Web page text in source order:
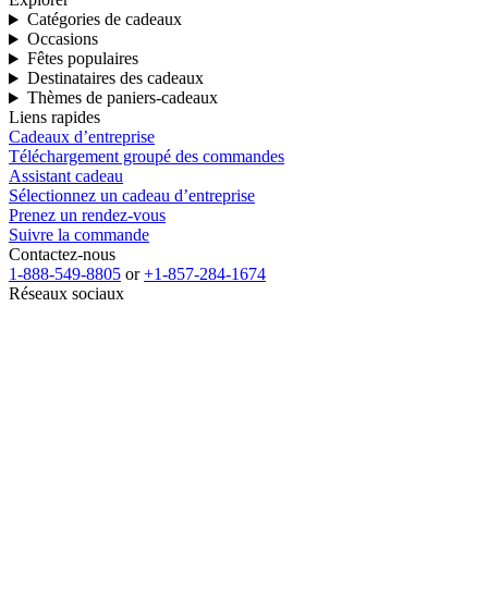
Catégories de cadeaux
Occasions
Fêtes populaires
Destinataires des cadeaux
Thèmes de paniers-cadeaux
Liens rapides
Cadeaux d’entreprise
Téléchargement groupé des commandes
Assistant cadeau
Sélectionnez un cadeau d’entreprise
Prenez un rendez-vous
Suivre la commande
Contactez-nous
1-888-549-8805 or+1-857-284-1674
Réseaux sociaux